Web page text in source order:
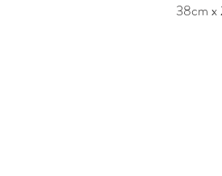
38cm x